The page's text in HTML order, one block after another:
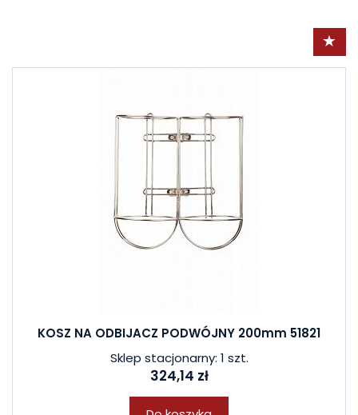
KOSZ NA ODBIJACZ PODWÓJNY 200mm 51821
Sklep stacjonarny: 1 szt.
324,14 zł